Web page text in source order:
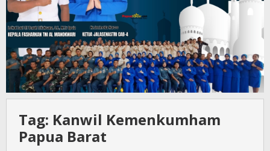
Tag: Kanwil Kemenkumham
Papua Barat